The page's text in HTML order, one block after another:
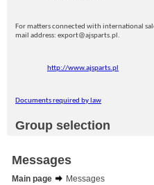
For matters connected with international
mail address: export@ajsparts.pl.
http://www.ajsparts.pl
Documents required by law
Group selection
Messages
Main page Messages